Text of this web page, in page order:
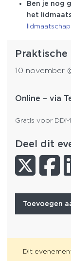
Ben je nog
het
lidmaatschap.
10 november
Online – via
Gratis voor
Deel dit
Toevoegen
Dit